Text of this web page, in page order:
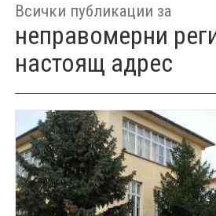
Всички публикации за
неправомерни
настоящ адрес